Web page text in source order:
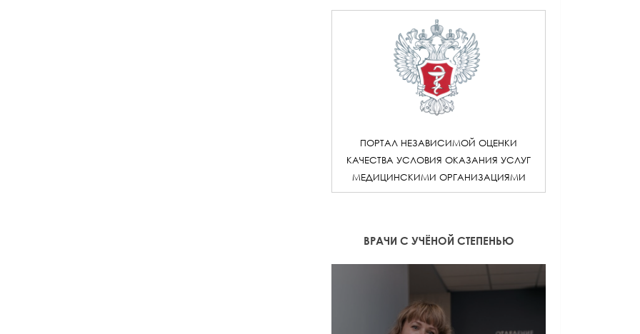
ПОРТАЛ НЕЗАВИСИМОЙ ОЦЕНКИ
КАЧЕСТВА УСЛОВИЯ ОКАЗАНИЯ УСЛУГ
МЕДИЦИНСКИМИ ОРГАНИЗАЦИЯМИ
ВРАЧИ С УЧЁНОЙ СТЕПЕНЬЮ